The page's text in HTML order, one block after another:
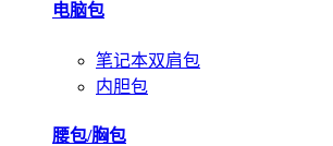
电脑包
笔记本双肩包
内胆包
腰包/胸包